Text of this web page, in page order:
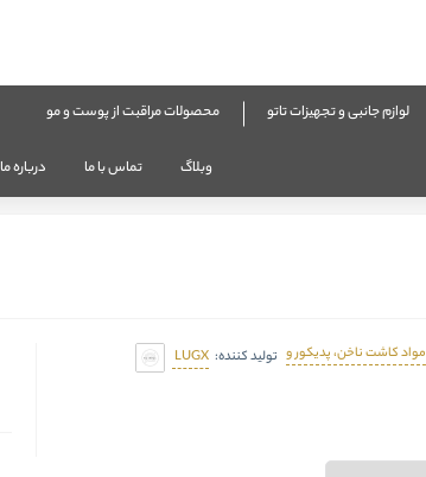
لوازم جانبی و تجهیزات تاتو محصولات مراقبت از پوست و مو
وبلاگ تماس با ما درباره ما
مواد کاشت ناخن، پدیکور و تولید کننده: LUGX